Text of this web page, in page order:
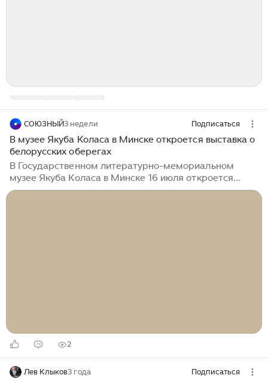
СОЮЗНЫЙ3 недели Подписаться
В музее Якуба Коласа в Минске откроется выставка о
белорусских оберегах
В Государственном литературно-мемориальном
музее Якуба Коласа в Минске 16 июля откроется
выставка «Ад злога чаравання да шчаслівага
2
Лев Клыков3 года Подписаться